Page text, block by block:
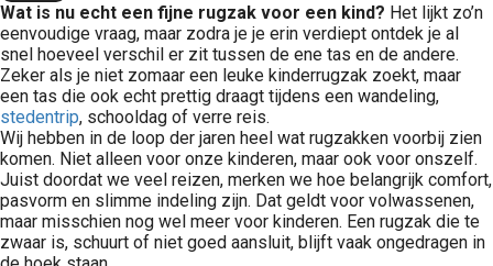
Wat is nu echt een fijne rugzak voor een kind? Het lijkt zo’n
eenvoudige vraag, maar zodra je je erin verdiept ontdek je al
snel hoeveel verschil er zit tussen de ene tas en de andere.
Zeker als je niet zomaar een leuke kinderrugzak zoekt, maar
een tas die ook echt prettig draagt tijdens een wandeling,
stedentrip, schooldag of verre reis.
Wij hebben in de loop der jaren heel wat rugzakken voorbij zien
komen. Niet alleen voor onze kinderen, maar ook voor onszelf.
Juist doordat we veel reizen, merken we hoe belangrijk comfort,
pasvorm en slimme indeling zijn. Dat geldt voor volwassenen,
maar misschien nog wel meer voor kinderen. Een rugzak die te
zwaar is, schuurt of niet goed aansluit, blijft vaak ongedragen in